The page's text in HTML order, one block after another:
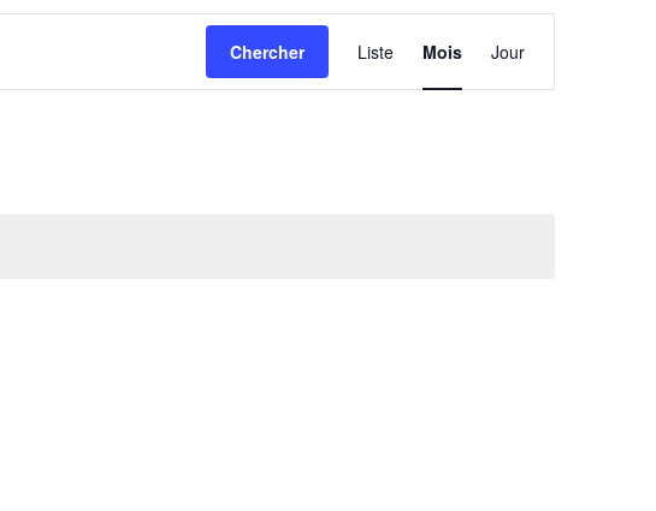
Chercher Liste Mois Jour